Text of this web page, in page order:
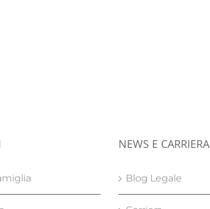
NEWS E CARRIERA
Blog Legale